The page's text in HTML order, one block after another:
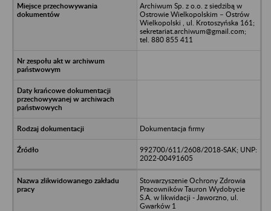
Archiwum Sp. z o.o. z siedzibą w
Ostrowie Wielkopolskim – Ostrów
Wielkopolski , ul. Krotoszyńska 161;
sekretariat.archiwum@gmail.com;
tel. 880 855 411
Dokumentacja firmy
992700/611/2608/2018-SAK; UNP:
2022-00491605
Stowarzyszenie Ochrony Zdrowia
Pracowników Tauron Wydobycie
S.A. w likwidacji - Jaworzno, ul.
Gwarków 1